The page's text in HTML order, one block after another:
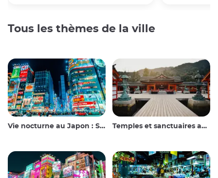
Tous les thèmes de la ville
Vie nocturne au Japon : Sortir, voir et boire Temples et sanctuaires au Japon